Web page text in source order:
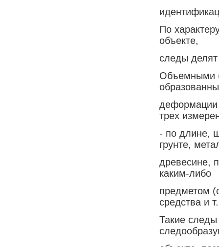
По
объекте,
следы
Объемными
деформации
трех
- по длине,
грунте,
древесине,
каким-либо
предметом
средства и
Такие